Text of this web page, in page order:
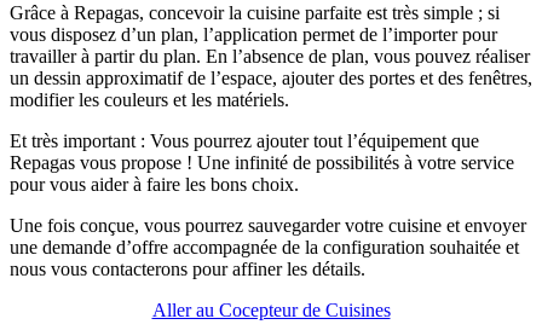
Grâce à Repagas, concevoir la cuisine parfaite est très simple ; si
vous disposez d’un plan, l’application permet de l’importer pour
travailler à partir du plan. En l’absence de plan, vous pouvez réaliser
un dessin approximatif de l’espace, ajouter des portes et des fenêtres,
modifier les couleurs et les matériels.
Et très important : Vous pourrez ajouter tout l’équipement que
Repagas vous propose ! Une infinité de possibilités à votre service
pour vous aider à faire les bons choix.
Une fois conçue, vous pourrez sauvegarder votre cuisine et envoyer
une demande d’offre accompagnée de la configuration souhaitée et
nous vous contacterons pour affiner les détails.
Aller au Cocepteur de Cuisines